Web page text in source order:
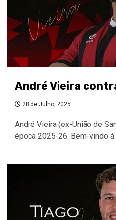
André Vieira
28 de Julho, 2025
André Vieira (ex-União de
época 2025-26. Bem-vindo